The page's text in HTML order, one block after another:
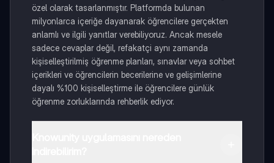
özel olarak tasarlanmıştır. Platformda bulunan
milyonlarca içeriğe dayanarak öğrencilere gerçekten
anlamlı ve ilgili yanıtlar verebiliyoruz. Ancak mesele
sadece cevaplar değil, refakatçi aynı zamanda
kişiselleştirilmiş öğrenme planları, sınavlar veya sohbet
içerikleri ve öğrencilerin becerilerine ve gelişimlerine
dayalı %100 kişiselleştirme ile öğrencilere günlük
öğrenme zorluklarında rehberlik ediyor.